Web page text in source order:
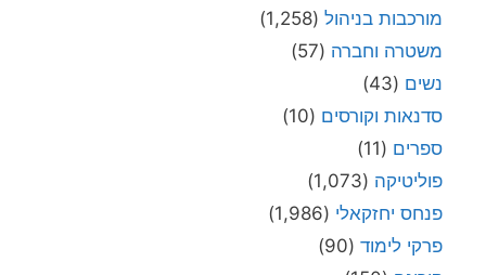
מורכבות בניהול (1,258)
משטרה וחברה (57)
נשים (43)
סדנאות וקורסים (10)
ספרים (11)
פוליטיקה (1,073)
פנחס יחזקאלי (1,986)
פרקי לימוד (90)